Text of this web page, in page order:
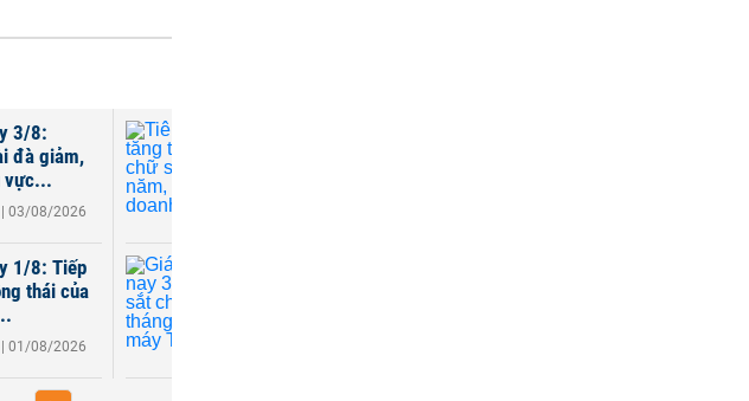
Tiêu thụ thép tăng trưởng
hai chữ số nửa đầu năm,
nhiều doanh nghiệp...
HÀNG HÓA - 07:00 | 01/08/2026
Giá thép hôm nay 31/7:
Quặng sắt chạm đáy 13
tháng khi nhà máy Trung...
HÀNG HÓA - 08:09 | 31/07/2026